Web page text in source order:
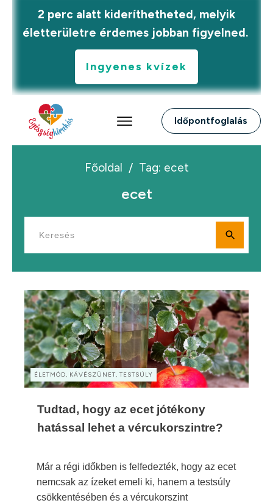
2 perc alatt kideríthetheted, melyik
életterületre érdemes jobban figyelned.
Ingyenes kvízek
Időpontfoglalás
Főoldal / Tag: ecet
ecet
ÉLETMÓD, KÁVÉSZÜNET, TESTSÚLY
Tudtad, hogy az ecet jótékony
hatással lehet a vércukorszintre?
Már a régi időkben is felfedezték, hogy az ecet
nemcsak az ízeket emeli ki, hanem a testsúly
csökkentésében és a vércukorszint